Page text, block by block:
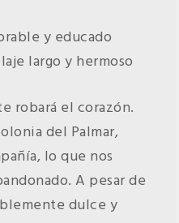
y educado
largo y hermoso
robará el corazón.
del Palmar,
lo que nos
A pesar de
dulce y